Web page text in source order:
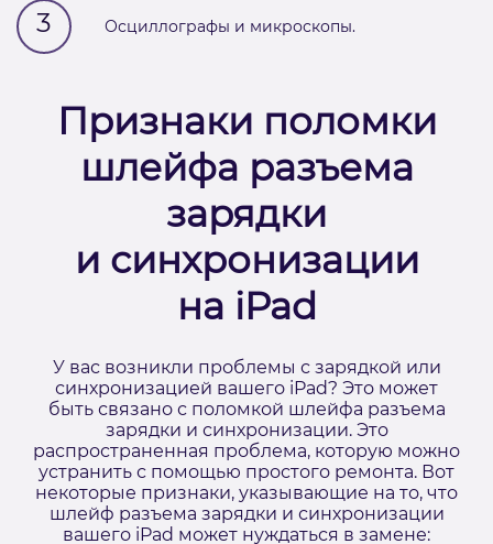
3 Осциллографы и микроскопы.
Признаки поломки
шлейфа разъема
зарядки
и синхронизации
на iPad
У вас возникли проблемы с зарядкой или
синхронизацией вашего iPad? Это может
быть связано с поломкой шлейфа разъема
зарядки и синхронизации. Это
распространенная проблема, которую можно
устранить с помощью простого ремонта. Вот
некоторые признаки, указывающие на то, что
шлейф разъема зарядки и синхронизации
вашего iPad может нуждаться в замене: